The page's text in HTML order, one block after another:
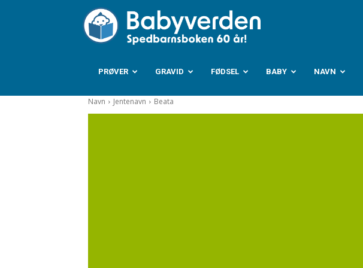
Babyverden.no
PRØVER GRAVID FØDSEL BABY NAVN
Navn Jentenavn Beata